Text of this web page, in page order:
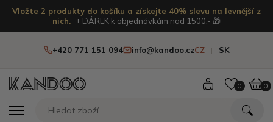
Vložte 2 produkty do košíku a získejte 40% slevu na levnější z
nich.
+ DÁREK k objednávkám nad 1500,- 🎁
+420 771 151 094 info@kandoo.czCZ SK
0 0